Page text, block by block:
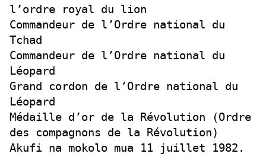
l’ordre royal du lion
Commandeur de l’Ordre national du
Tchad
Commandeur de l’Ordre national du
Léopard
Grand cordon de l’Ordre national du
Léopard
Médaille d’or de la Révolution (Ordre
des compagnons de la Révolution)
Akufi na mokolo mua 11 juillet 1982.